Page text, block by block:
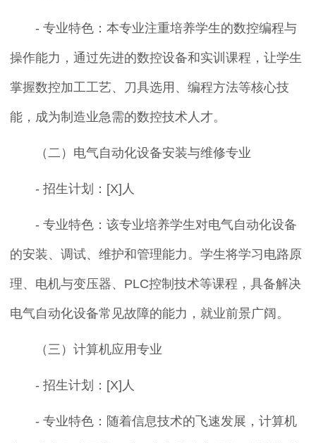
- 专业特色：本专业注重培养学生的数控编程与
操作能力，通过先进的数控设备和实训课程，让学生
掌握数控加工工艺、刀具选用、编程方法等核心技
能，成为制造业急需的数控技术人才。
（二）电气自动化设备安装与维修专业
- 招生计划：[X]人
- 专业特色：该专业培养学生对电气自动化设备
的安装、调试、维护和管理能力。学生将学习电路原
理、电机与变压器、PLC控制技术等课程，具备解决
电气自动化设备常见故障的能力，就业前景广阔。
（三）计算机应用专业
- 招生计划：[X]人
- 专业特色：随着信息技术的飞速发展，计算机